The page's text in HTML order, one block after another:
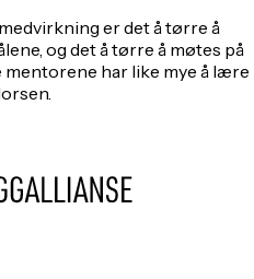
er det å tørre å
og det å tørre å møtes på
har like mye å lære